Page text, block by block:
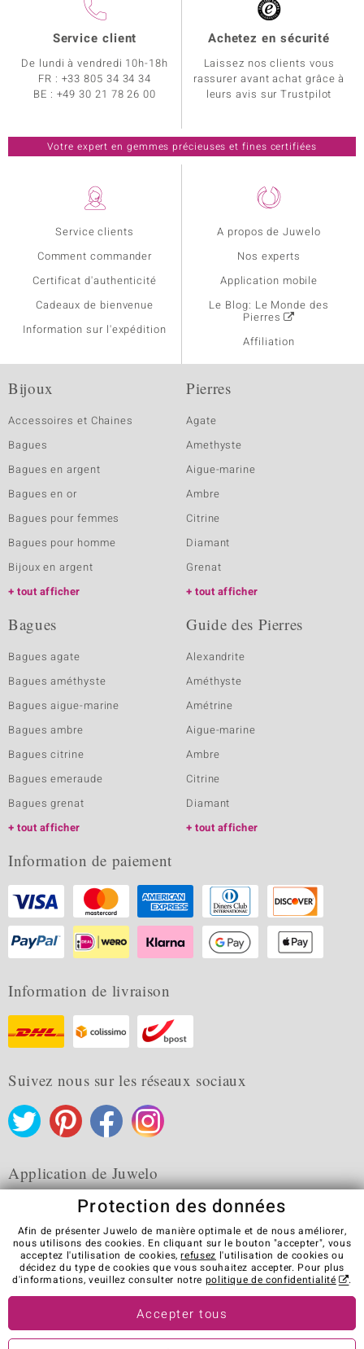
Service clients
Comment commander
Certificat d'authenticité
Cadeaux de bienvenue
Information sur l'expédition
A propos de Juwelo
Nos experts
Application mobile
Le Blog: Le Monde des
Pierres
Affiliation
Service client
De lundi à vendredi 10h-18h
FR : +33 805 34 34 34
BE : +49 30 21 78 26 00
Achetez en sécurité
Laissez nos clients vous
rassurer avant achat grâce à
leurs avis sur Trustpilot
Votre expert en gemmes précieuses et fines certifiées
Bijoux
Accessoires et Chaines
Bagues
Bagues en argent
Bagues en or
Bagues pour femmes
Bagues pour homme
Bijoux en argent
tout afficher
Pierres
Agate
Amethyste
Aigue-marine
Ambre
Citrine
Diamant
Grenat
tout afficher
Bagues
Bagues agate
Bagues améthyste
Bagues aigue-marine
Bagues ambre
Bagues citrine
Bagues emeraude
Bagues grenat
tout afficher
Guide des Pierres
Alexandrite
Améthyste
Amétrine
Aigue-marine
Ambre
Citrine
Diamant
tout afficher
Information de paiement
Information de livraison
Suivez nous sur les réseaux sociaux
Application de Juwelo
CGV Protection des données
Cookies
Mentions légales
Contact
Révocation du contrat
Visit our stores in other countries:
Protection des données
Afin de présenter Juwelo de manière optimale et de nous améliorer,
nous utilisons des cookies. En cliquant sur le bouton "accepter", vous
acceptez l'utilisation de cookies,refusez l'utilisation de cookies ou
décidez du type de cookies que vous souhaitez accepter. Pour plus
d'informations, veuillez consulter notre politique de confidentialité .
Accepter tous